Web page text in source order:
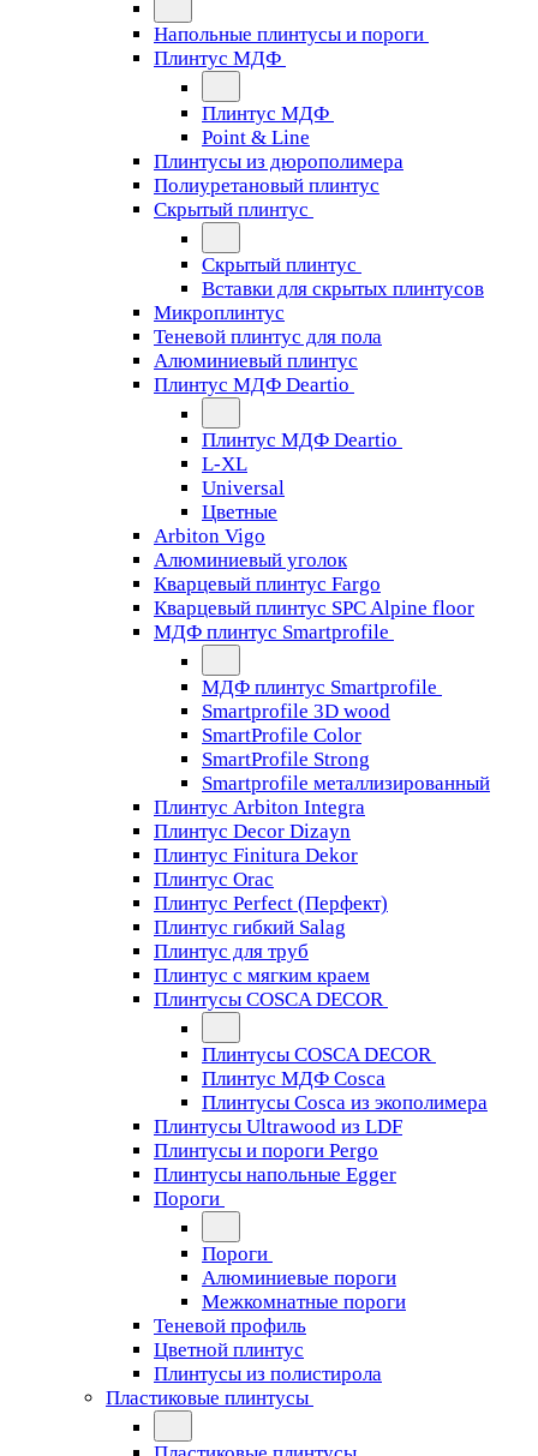
Напольные плинтусы и пороги
Плинтус МДФ
Плинтус МДФ
Point & Line
Плинтусы из дюрополимера
Полиуретановый плинтус
Скрытый плинтус
Скрытый плинтус
Вставки для скрытых плинтусов
Микроплинтус
Теневой плинтус для пола
Алюминиевый плинтус
Плинтус МДФ Deartio
Плинтус МДФ Deartio
L-XL
Universal
Цветные
Arbiton Vigo
Алюминиевый уголок
Кварцевый плинтус Fargo
Кварцевый плинтус SPC Alpine floor
МДФ плинтус Smartprofile
МДФ плинтус Smartprofile
Smartprofile 3D wood
SmartProfile Color
SmartProfile Strong
Smartprofile металлизированный
Плинтус Arbiton Integra
Плинтус Decor Dizayn
Плинтус Finitura Dekor
Плинтус Orac
Плинтус Perfect (Перфект)
Плинтус гибкий Salag
Плинтус для труб
Плинтус с мягким краем
Плинтусы COSCA DECOR
Плинтусы COSCA DECOR
Плинтус МДФ Cosca
Плинтусы Cosca из экополимера
Плинтусы Ultrawood из LDF
Плинтусы и пороги Pergo
Плинтусы напольные Egger
Пороги
Пороги
Алюминиевые пороги
Межкомнатные пороги
Теневой профиль
Цветной плинтус
Плинтусы из полистирола
Пластиковые плинтусы